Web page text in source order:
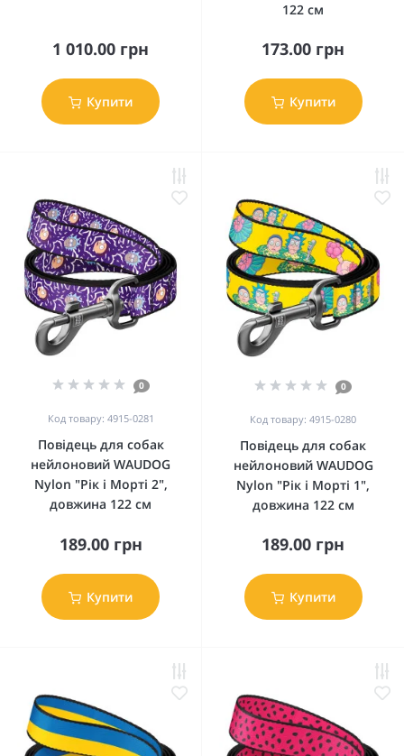
1 010.00 грн
Купити
122 см
173.00 грн
Купити
0
Код товару: 4915-0281
Повідець для собак
нейлоновий WAUDOG
Nylon "Рік і Морті 2",
довжина 122 см
189.00 грн
Купити
0
Код товару: 4915-0280
Повідець для собак
нейлоновий WAUDOG
Nylon "Рік і Морті 1",
довжина 122 см
189.00 грн
Купити